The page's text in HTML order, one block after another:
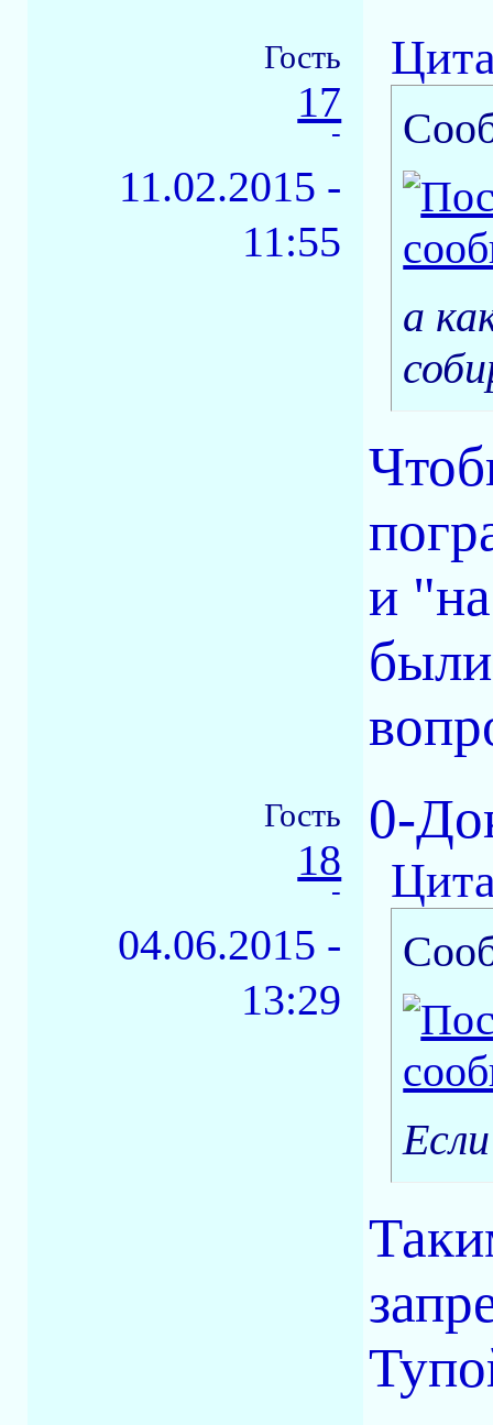
Гость
17
-
11.02.2015 -
11:55
а
и
Гость
18
-
04.06.2015 -
13:29
0-